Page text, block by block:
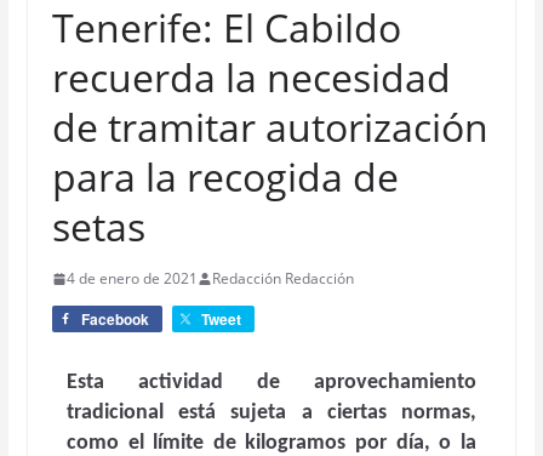
Tenerife: El Cabildo
recuerda la necesidad
de tramitar autorización
para la recogida de
setas
4 de enero de 2021 Redacción Redacción
Facebook Tweet
Esta actividad de aprovechamiento
tradicional está sujeta a ciertas normas,
como el límite de kilogramos por día, o la